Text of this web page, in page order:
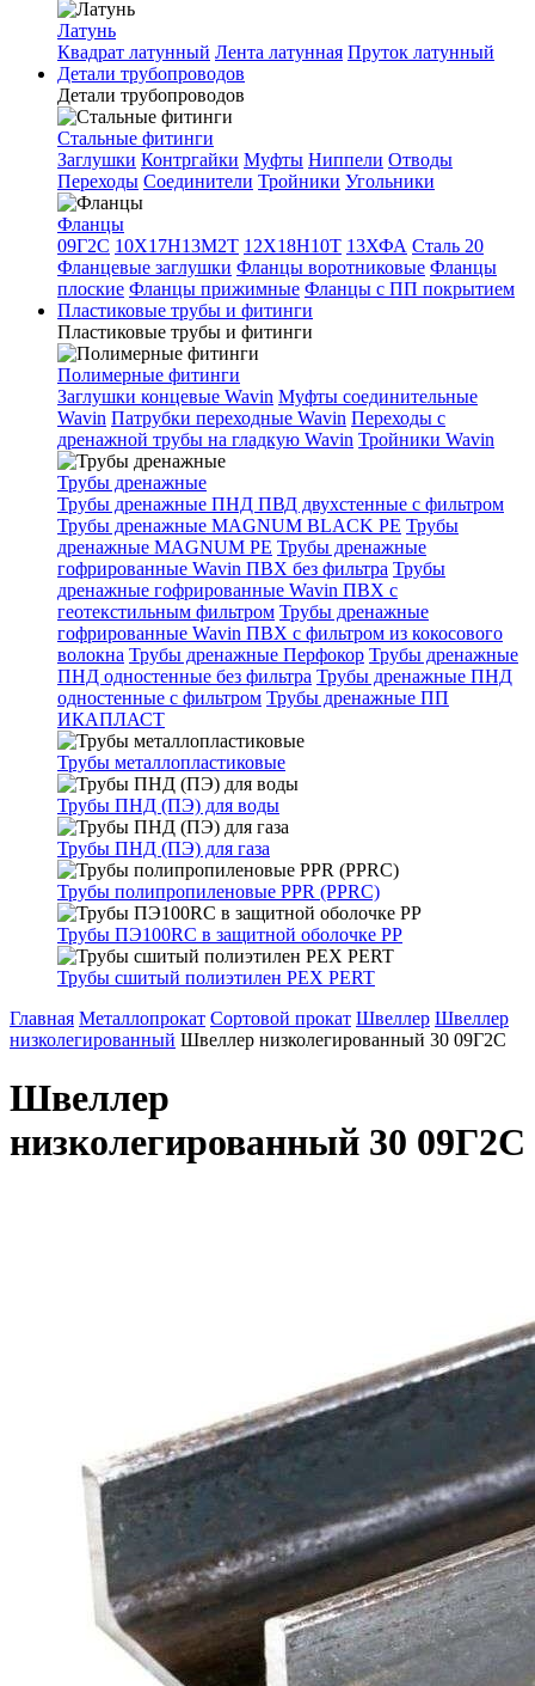
Латунь
Квадрат латунный Лента латунная Пруток латунный
Детали трубопроводов
Детали трубопроводов
Стальные фитинги
Заглушки Контргайки Муфты Ниппели Отводы
Переходы Соединители Тройники Угольники
Фланцы
09Г2С 10Х17Н13М2Т 12Х18Н10Т 13ХФА Сталь 20
Фланцевые заглушки Фланцы воротниковые Фланцы
плоские Фланцы прижимные Фланцы с ПП покрытием
Пластиковые трубы и фитинги
Пластиковые трубы и фитинги
Полимерные фитинги
Заглушки концевые Wavin Муфты соединительные
Wavin Патрубки переходные Wavin Переходы с
дренажной трубы на гладкую Wavin Тройники Wavin
Трубы дренажные
Трубы дренажные ПНД ПВД двухстенные с фильтром
Трубы дренажные MAGNUM BLACK PE Трубы
дренажные MAGNUM PE Трубы дренажные
гофрированные Wavin ПВХ без фильтра Трубы
дренажные гофрированные Wavin ПВХ с
геотекстильным фильтром Трубы дренажные
гофрированные Wavin ПВХ с фильтром из кокосового
волокна Трубы дренажные Перфокор Трубы дренажные
ПНД одностенные без фильтра Трубы дренажные ПНД
одностенные с фильтром Трубы дренажные ПП
ИКАПЛАСТ
Трубы металлопластиковые
Трубы ПНД (ПЭ) для воды
Трубы ПНД (ПЭ) для газа
Трубы полипропиленовые PPR (PPRC)
Трубы ПЭ100RC в защитной оболочке PP
Трубы сшитый полиэтилен PEX PERT
Главная Металлопрокат Сортовой прокат Швеллер Швеллер
низколегированный Швеллер низколегированный 30 09Г2С
Швеллер
низколегированный 30 09Г2С